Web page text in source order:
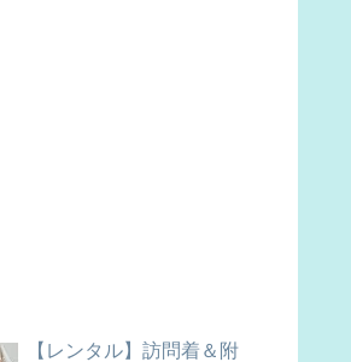
【レンタル】訪問着＆附